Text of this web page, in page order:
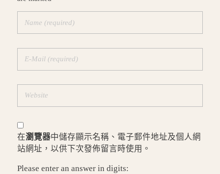
在瀏覽器中儲存顯示名稱、電子郵件地址及個人網
站網址，以供下次發佈留言時使用。
Please enter an answer in digits: